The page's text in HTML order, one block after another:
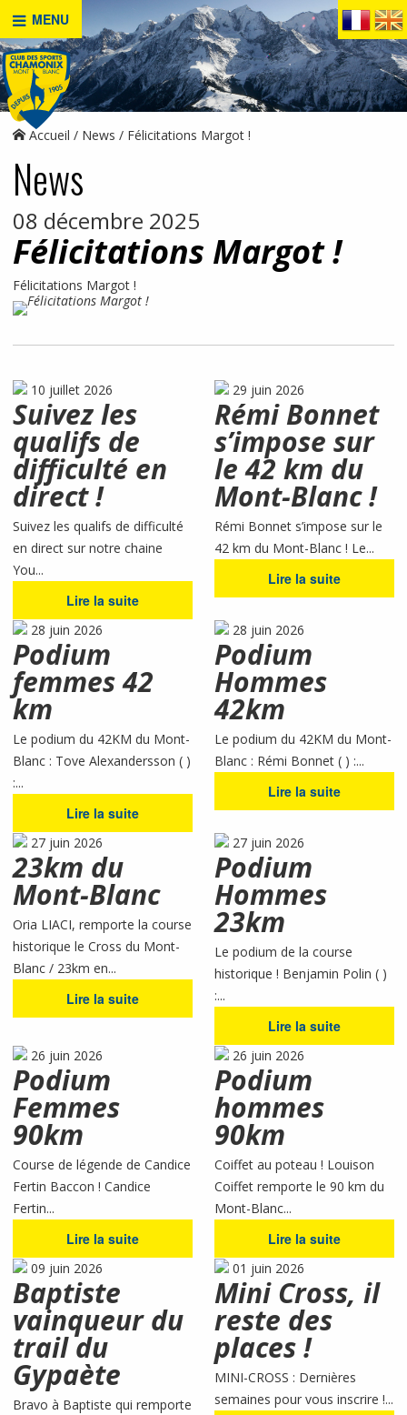
MENU
Accueil News Félicitations Margot !
News
08 décembre 2025
Félicitations Margot !
Félicitations Margot !
10 juillet 2026
Suivez les
qualifs de
difficulté en
direct !
Suivez les qualifs de difficulté
en direct sur notre chaine
You...
Lire la suite
29 juin 2026
Rémi Bonnet
s’impose sur
le 42 km du
Mont-Blanc !
Rémi Bonnet s’impose sur le
42 km du Mont-Blanc ! Le...
Lire la suite
28 juin 2026
Podium
femmes 42
km
Le podium du 42KM du Mont-
Blanc : Tove Alexandersson ( )
:...
Lire la suite
28 juin 2026
Podium
Hommes
42km
Le podium du 42KM du Mont-
Blanc : Rémi Bonnet ( ) :...
Lire la suite
27 juin 2026
23km du
Mont-Blanc
Oria LIACI, remporte la course
historique le Cross du Mont-
Blanc / 23km en...
Lire la suite
27 juin 2026
Podium
Hommes
23km
Le podium de la course
historique ! Benjamin Polin ( )
:...
Lire la suite
26 juin 2026
Podium
Femmes
90km
Course de légende de Candice
Fertin Baccon ! Candice
Fertin...
Lire la suite
26 juin 2026
Podium
hommes
90km
Coiffet au poteau ! Louison
Coiffet remporte le 90 km du
Mont-Blanc...
Lire la suite
09 juin 2026
Baptiste
vainqueur du
trail du
Gypaète
Bravo à Baptiste qui remporte
01 juin 2026
Mini Cross, il
reste des
places !
MINI-CROSS : Dernières
semaines pour vous inscrire !...